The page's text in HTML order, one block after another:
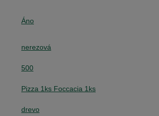
Áno
nerezová
500
Pizza 1ks Foccacia 1ks
drevo